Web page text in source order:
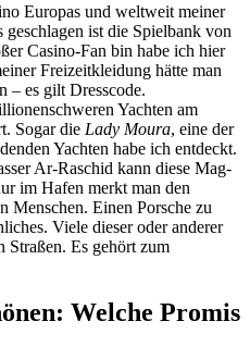
Europas und weltweit meiner
ist die Spielbank von
Casino-Fan bin habe ich hier
Freizeitkleidung hätte man
– es gilt Dresscode.
Yachten am
Sogar die Lady Moura, eine der
Yachten habe ich entdeckt.
Ar-Raschid kann diese Mag-
im Hafen merkt man den
Menschen. Einen Porsche zu
Viele dieser oder anderer
Straßen. Es gehört zum
Welche Promis